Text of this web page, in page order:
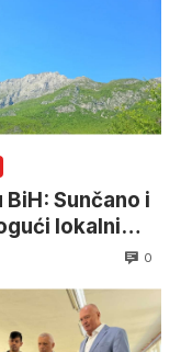
Sunčano i
lokalni
0